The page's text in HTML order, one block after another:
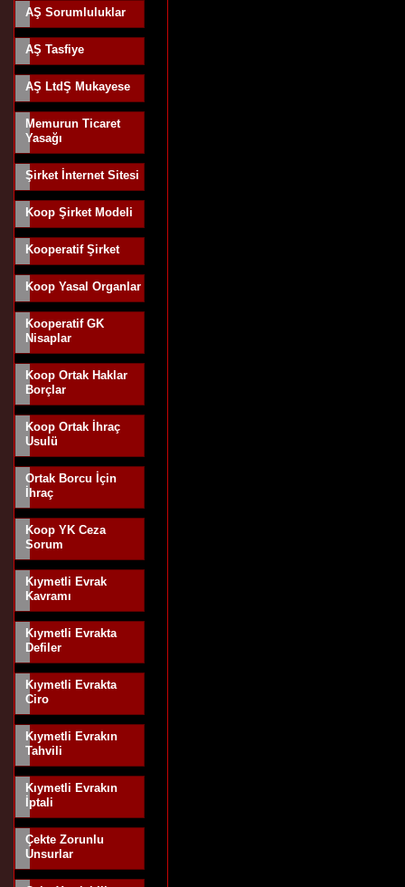
AŞ Sorumluluklar
AŞ Tasfiye
AŞ LtdŞ Mukayese
Memurun Ticaret
Yasağı
Şirket İnternet Sitesi
Koop Şirket Modeli
Kooperatif Şirket
Koop Yasal Organlar
Kooperatif GK
Nisaplar
Koop Ortak Haklar
Borçlar
Koop Ortak İhraç
Usulü
Ortak Borcu İçin
İhraç
Koop YK Ceza
Sorum
Kıymetli Evrak
Kavramı
Kıymetli Evrakta
Defiler
Kıymetli Evrakta
Ciro
Kıymetli Evrakın
Tahvili
Kıymetli Evrakın
İptali
Çekte Zorunlu
Unsurlar